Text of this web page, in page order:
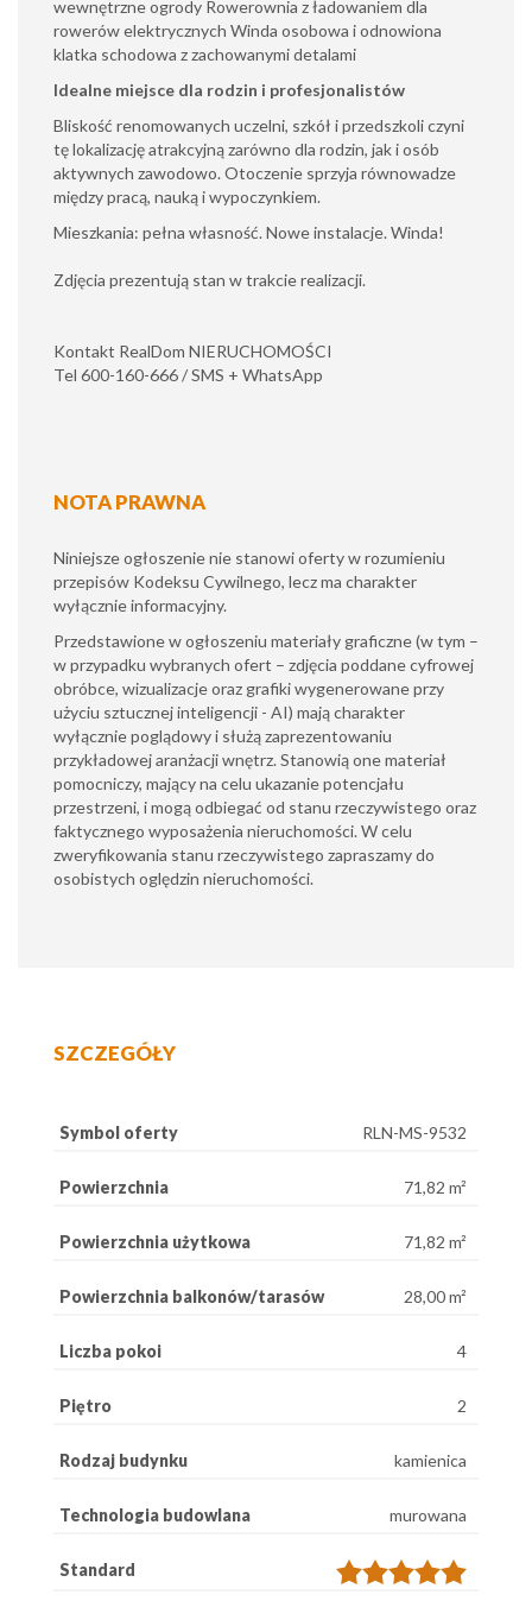
wewnętrzne ogrody Rowerownia z ładowaniem dla
rowerów elektrycznych Winda osobowa i odnowiona
klatka schodowa z zachowanymi detalami
Idealne miejsce dla rodzin i profesjonalistów
Bliskość renomowanych uczelni, szkół i przedszkoli czyni
tę lokalizację atrakcyjną zarówno dla rodzin, jak i osób
aktywnych zawodowo. Otoczenie sprzyja równowadze
między pracą, nauką i wypoczynkiem.
Mieszkania: pełna własność. Nowe instalacje. Winda!
Zdjęcia prezentują stan w trakcie realizacji.
Kontakt RealDom NIERUCHOMOŚCI
Tel 600-160-666 / SMS + WhatsApp
NOTA PRAWNA
Niniejsze ogłoszenie nie stanowi oferty w rozumieniu
przepisów Kodeksu Cywilnego, lecz ma charakter
wyłącznie informacyjny.
​Przedstawione w ogłoszeniu materiały graficzne (w tym –
w przypadku wybranych ofert – zdjęcia poddane cyfrowej
obróbce, wizualizacje oraz grafiki wygenerowane przy
użyciu sztucznej inteligencji - AI) mają charakter
wyłącznie poglądowy i służą zaprezentowaniu
przykładowej aranżacji wnętrz. Stanowią one materiał
pomocniczy, mający na celu ukazanie potencjału
przestrzeni, i mogą odbiegać od stanu rzeczywistego oraz
faktycznego wyposażenia nieruchomości. W celu
zweryfikowania stanu rzeczywistego zapraszamy do
osobistych oględzin nieruchomości.
SZCZEGÓŁY
Symbol oferty RLN-MS-9532
Powierzchnia 71,82 m²
Powierzchnia użytkowa 71,82 m²
Powierzchnia balkonów/tarasów 28,00 m²
Liczba pokoi 4
Piętro 2
Rodzaj budynku kamienica
Technologia budowlana murowana
Standard